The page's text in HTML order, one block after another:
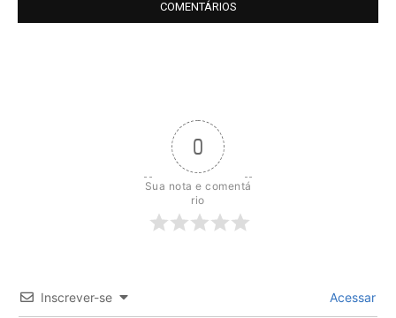
COMENTÁRIOS
0
Sua nota e comentá
rio
Inscrever-se Acessar